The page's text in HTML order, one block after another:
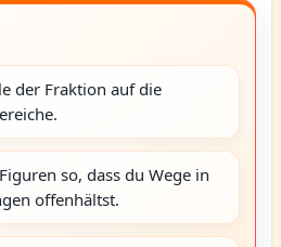
der Fraktion auf die
so, dass du Wege in
offenhältst.